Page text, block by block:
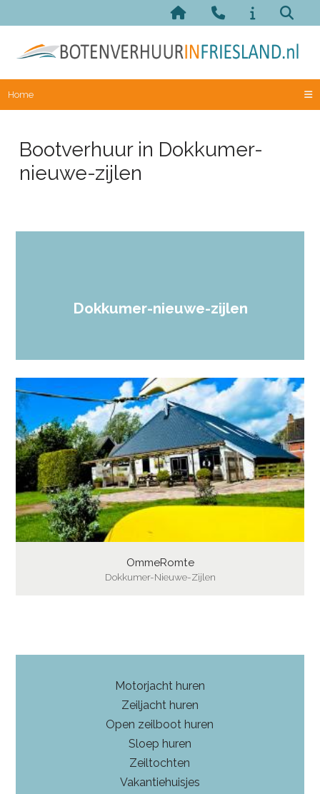
Home
Bootverhuur in Dokkumer-
nieuwe-zijlen
Dokkumer-nieuwe-zijlen
OmmeRomte
Dokkumer-Nieuwe-Zijlen
Motorjacht huren
Zeiljacht huren
Open zeilboot huren
Sloep huren
Zeiltochten
Vakantiehuisjes